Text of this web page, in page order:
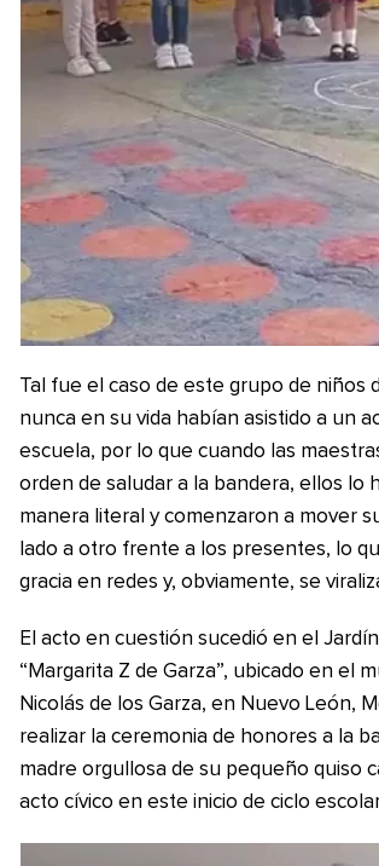
Tal fue el caso de este grupo de niños
nunca en su vida habían asistido a un
escuela, por lo que cuando las
orden de saludar a la bandera, ellos lo
manera literal y comenzaron a mover
lado a otro frente a los presentes, lo
gracia en redes y, obviamente, se
El acto en cuestión sucedió en el
“Margarita Z de Garza”, ubicado en el
Nicolás de los Garza, en Nuevo León,
realizar la ceremonia de honores a la
madre orgullosa de su pequeño quiso
acto cívico en este inicio de ciclo